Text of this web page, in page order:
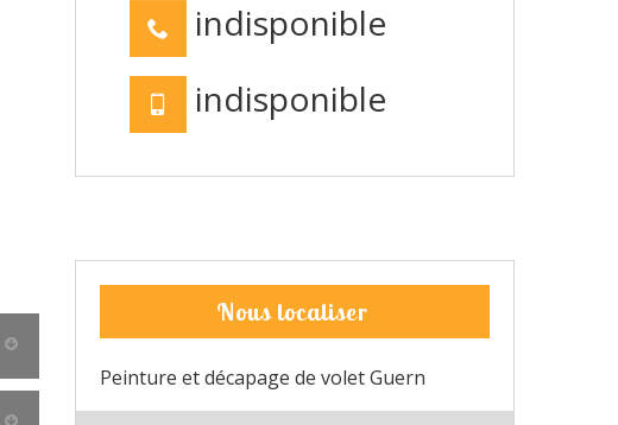
indisponible
indisponible
Nous localiser
Peinture et décapage de volet Guern